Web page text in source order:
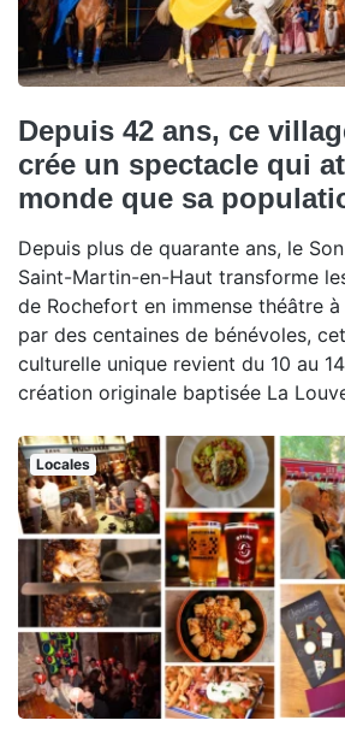
Depuis 42 ans, ce
crée un spectacle qui
monde que sa
Depuis plus de quarante ans, le
Saint-Martin-en-Haut transforme
de Rochefort en immense théâtre
par des centaines de bénévoles,
culturelle unique revient du 10 au
création originale baptisée La
Locales